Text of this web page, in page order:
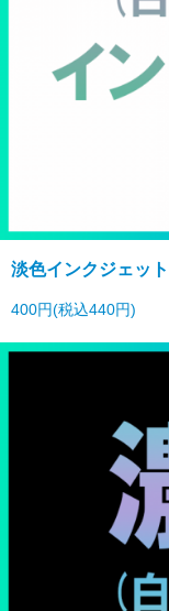
淡色インクジェット
400円(税込440円)